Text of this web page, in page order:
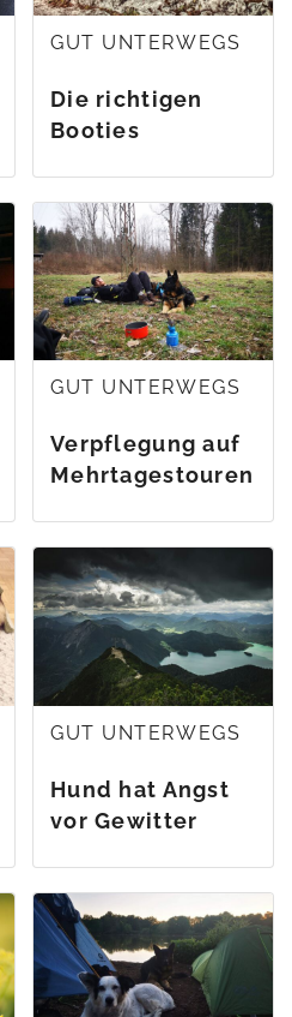
GUT UNTERWEGS
Die richtigen
Booties
GUT UNTERWEGS
Verpflegung auf
Mehrtagestouren
GUT UNTERWEGS
Hund hat Angst
vor Gewitter